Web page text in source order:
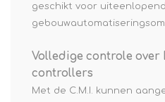
geschikt voor
Volledige controle over
controllers
Met de C.M.I. kunnen